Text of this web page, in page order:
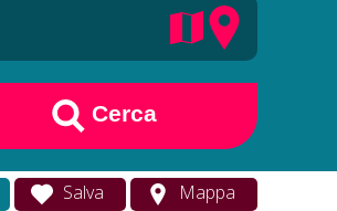
Cerca
Salva Mappa